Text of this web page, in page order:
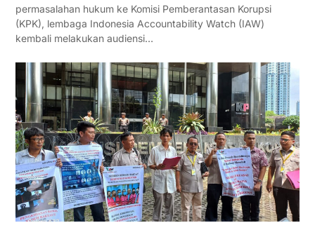
permasalahan hukum ke Komisi Pemberantasan Korupsi
(KPK), lembaga Indonesia Accountability Watch (IAW)
kembali melakukan audiensi…